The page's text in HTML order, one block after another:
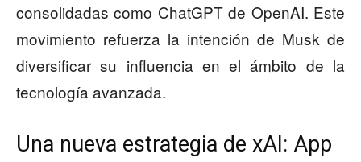
consolidadas como ChatGPT de OpenAI. Este
movimiento refuerza la intención de Musk de
diversificar su influencia en el ámbito de la
tecnología avanzada.
Una nueva estrategia de xAI: App